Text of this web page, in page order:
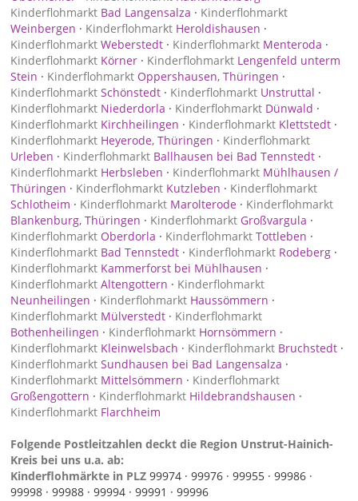
Kinderflohmarkt Bad Langensalza · Kinderflohmarkt
Weinbergen · Kinderflohmarkt Heroldishausen ·
Kinderflohmarkt Weberstedt · Kinderflohmarkt Menteroda ·
Kinderflohmarkt Körner · Kinderflohmarkt Lengenfeld unterm
Stein · Kinderflohmarkt Oppershausen, Thüringen ·
Kinderflohmarkt Schönstedt · Kinderflohmarkt Unstruttal ·
Kinderflohmarkt Niederdorla · Kinderflohmarkt Dünwald ·
Kinderflohmarkt Kirchheilingen · Kinderflohmarkt Klettstedt ·
Kinderflohmarkt Heyerode, Thüringen · Kinderflohmarkt
Urleben · Kinderflohmarkt Ballhausen bei Bad Tennstedt ·
Kinderflohmarkt Herbsleben · Kinderflohmarkt Mühlhausen /
Thüringen · Kinderflohmarkt Kutzleben · Kinderflohmarkt
Schlotheim · Kinderflohmarkt Marolterode · Kinderflohmarkt
Blankenburg, Thüringen · Kinderflohmarkt Großvargula ·
Kinderflohmarkt Oberdorla · Kinderflohmarkt Tottleben ·
Kinderflohmarkt Bad Tennstedt · Kinderflohmarkt Rodeberg ·
Kinderflohmarkt Kammerforst bei Mühlhausen ·
Kinderflohmarkt Altengottern · Kinderflohmarkt
Neunheilingen · Kinderflohmarkt Haussömmern ·
Kinderflohmarkt Mülverstedt · Kinderflohmarkt
Bothenheilingen · Kinderflohmarkt Hornsömmern ·
Kinderflohmarkt Kleinwelsbach · Kinderflohmarkt Bruchstedt ·
Kinderflohmarkt Sundhausen bei Bad Langensalza ·
Kinderflohmarkt Mittelsömmern · Kinderflohmarkt
Großengottern · Kinderflohmarkt Hildebrandshausen ·
Kinderflohmarkt Flarchheim
Folgende Postleitzahlen deckt die Region Unstrut-Hainich-
Kreis bei uns u.a. ab:
Kinderflohmärkte in PLZ99974 ·99976 ·99955 ·99986 ·
99998 ·99988 ·99994 ·99991 ·99996